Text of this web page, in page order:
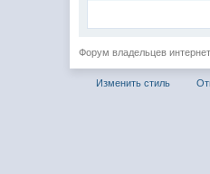
Форум владельцев
Изменить стиль